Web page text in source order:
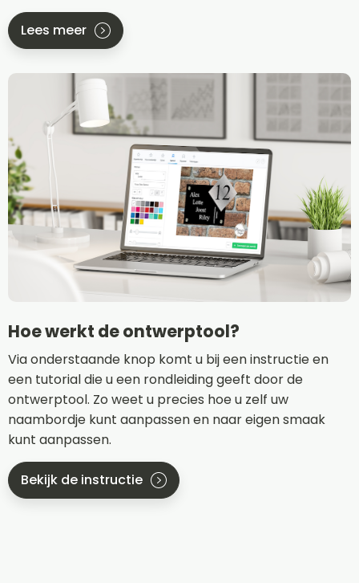
Lees meer
Hoe werkt de ontwerptool?
Via onderstaande knop komt u bij een instructie en
een tutorial die u een rondleiding geeft door de
ontwerptool. Zo weet u precies hoe u zelf uw
naambordje kunt aanpassen en naar eigen smaak
kunt aanpassen.
Bekijk de instructie